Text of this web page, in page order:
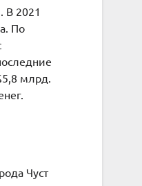
В 2021
По
млрд.
Чуст